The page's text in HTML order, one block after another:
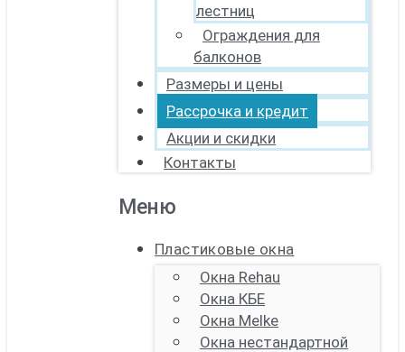
лестниц
Ограждения для
балконов
Размеры и цены
Рассрочка и кредит
Акции и скидки
Контакты
Меню
Пластиковые окна
Окна Rehau
Окна КБЕ
Окна Melke
Окна нестандартной